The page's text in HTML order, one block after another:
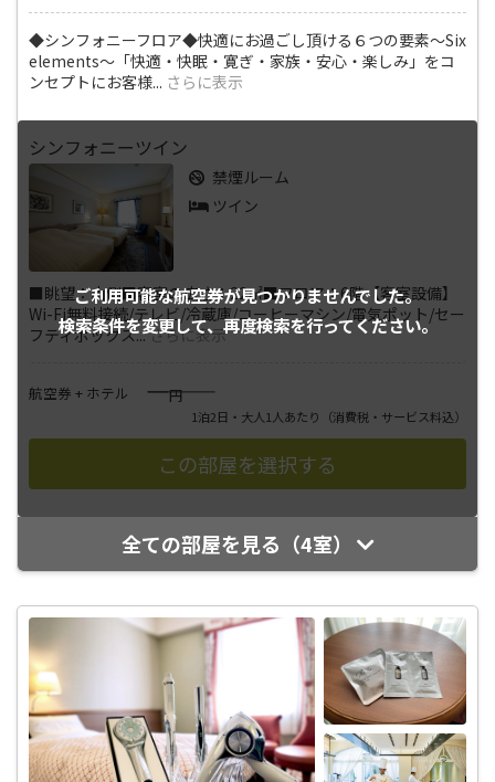
◆シンフォニーフロア◆快適にお過ごし頂ける６つの要素～Six
elements～「快適・快眠・寛ぎ・家族・安心・楽しみ」をコ
ンセプトにお客様... さらに表示
ご利用可能な航空券が見つかりませんでした。
検索条件を変更して、再度検索を行ってください。
シンフォニーツイン
禁煙ルーム
ツイン
■眺望：山側■客室の広さ：22㎡■フロア：6階【客室設備】
Wi-Fi無料接続/テレビ/冷蔵庫/コーヒーマシン/電気ポット/セー
フティボックス...さらに表示
航空券 + ホテル ――――円
1泊2日・大人1人あたり （消費税・サービス料込）
全ての部屋を見る（4室）